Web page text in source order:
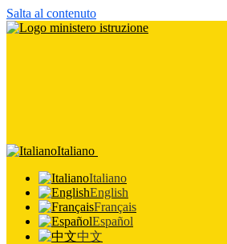
Salta al contenuto
Italiano
Italiano
English
Français
Español
中文